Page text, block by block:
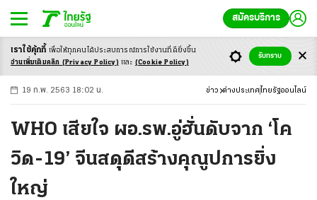
สมัครบริการ
-ก ก ก+
19 ก.พ. 2563 18:02 น. ข่าว ต่างประเทศ ไทยรัฐออนไลน์
WHO เสียใจ ผอ.รพ.อู่ฮั่นดับจาก ‘โค
วิด-19’ จีนสดุดีสร้างคุณูปการยิ่ง
ใหญ่
เราใช้คุ้กกี้ เพื่อให้ทุกคนได้ประสบการณ์การใช้งานที่ดียิ่งขึ้น
อ่านเพิ่มเติมคลิก (Privacy Policy) และ (Cookie Policy)
รับทราบ